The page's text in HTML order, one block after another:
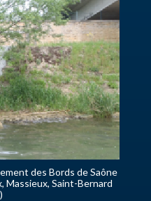
des Bords de Saône
Massieux, Saint-Bernard